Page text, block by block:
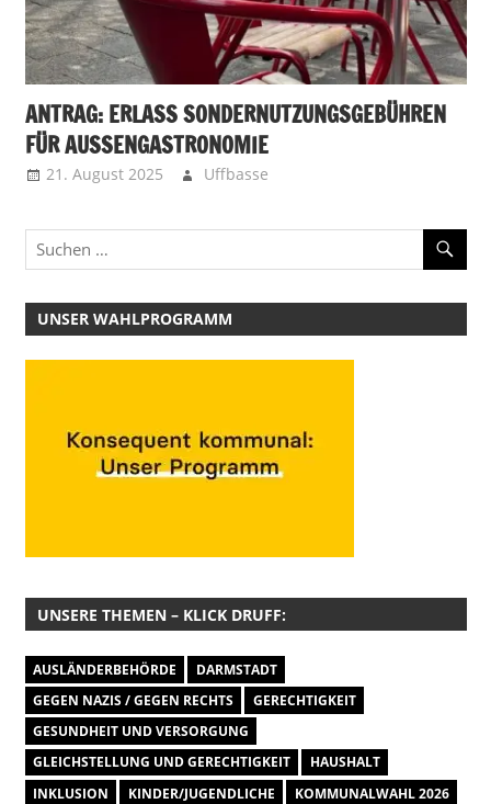
ANTRAG: ERLASS SONDERNUTZUNGSGEBÜHREN
FÜR AUSSENGASTRONOMIE
21. August 2025 Uffbasse
UNSER WAHLPROGRAMM
UNSERE THEMEN – KLICK DRUFF:
AUSLÄNDERBEHÖRDE
DARMSTADT
GEGEN NAZIS / GEGEN RECHTS
GERECHTIGKEIT
GESUNDHEIT UND VERSORGUNG
GLEICHSTELLUNG UND GERECHTIGKEIT
HAUSHALT
INKLUSION
KINDER/JUGENDLICHE KOMMUNALWAHL 2026